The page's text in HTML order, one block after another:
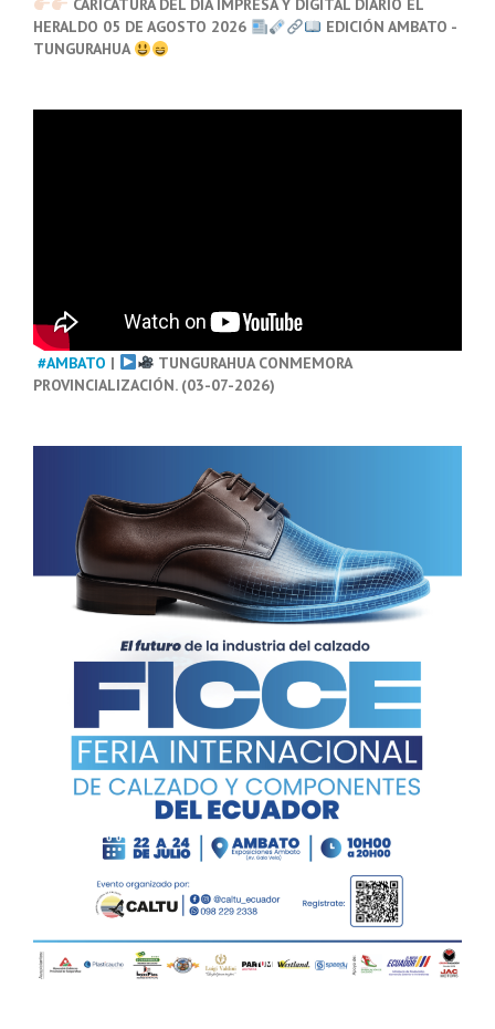
CARICATURA DEL DÍA IMPRESA Y DIGITAL DIARIO EL
HERALDO 05 DE AGOSTO 2026
EDICIÓN AMBATO -
TUNGURAHUA
#AMBATO |
TUNGURAHUA CONMEMORA
PROVINCIALIZACIÓN. (03-07-2026)